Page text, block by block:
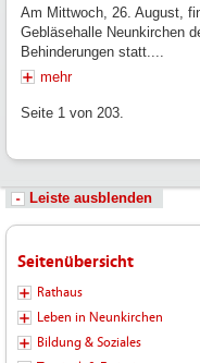
Am Mittwoch, 26. August,
Gebläsehalle Neunkirchen
Behinderungen statt....
mehr
Seite 1 von 203.
Leiste ausblenden
Seitenübersicht
Rathaus
Leben in Neunkirchen
Bildung & Soziales